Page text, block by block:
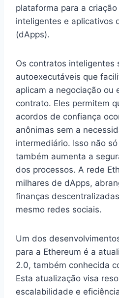
plataforma para a
inteligentes e aplicativos
(dApps).
Os contratos inteligentes
autoexecutáveis que
aplicam a negociação ou
contrato. Eles permitem
acordos de confiança
anônimas sem a
intermediário. Isso não
também aumenta a
dos processos. A rede
milhares de dApps,
finanças
mesmo redes sociais.
Um dos
para a Ethereum é a
2.0, também conhecida
Esta atualização visa
escalabilidade e